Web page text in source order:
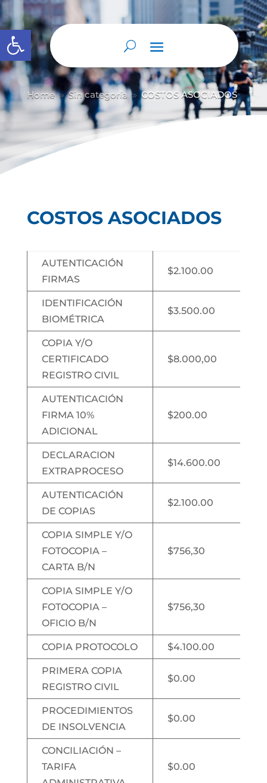
Abrir barra de herramientas
Home 9 Sin categoría 9 COSTOS ASOCIADOS
COSTOS ASOCIADOS
AUTENTICACIÓN
FIRMAS
$2.100.00
IDENTIFICACIÓN
BIOMÉTRICA
$3.500.00
COPIA Y/O
CERTIFICADO
REGISTRO CIVIL
$8.000,00
AUTENTICACIÓN
FIRMA 10%
ADICIONAL
$200.00
DECLARACION
EXTRAPROCESO
$14.600.00
AUTENTICACIÓN
DE COPIAS
$2.100.00
COPIA SIMPLE Y/O
FOTOCOPIA –
CARTA B/N
$756,30
COPIA SIMPLE Y/O
FOTOCOPIA –
OFICIO B/N
$756,30
COPIA PROTOCOLO $4.100.00
PRIMERA COPIA
REGISTRO CIVIL
$0.00
PROCEDIMIENTOS
DE INSOLVENCIA
$0.00
CONCILIACIÓN –
TARIFA
$0.00